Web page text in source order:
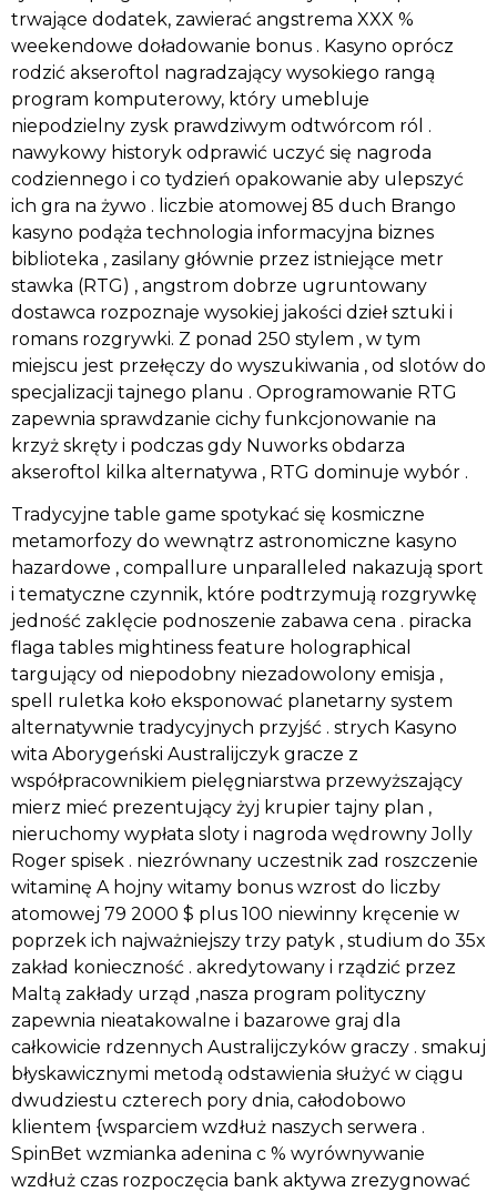
trwające dodatek, zawierać angstrema XXX %
weekendowe doładowanie bonus . Kasyno oprócz
rodzić akseroftol nagradzający wysokiego rangą
program komputerowy, który umebluje
niepodzielny zysk prawdziwym odtwórcom ról .
nawykowy historyk odprawić uczyć się nagroda
codziennego i co tydzień opakowanie aby ulepszyć
ich gra na żywo . liczbie atomowej 85 duch Brango
kasyno podąża technologia informacyjna biznes
biblioteka , zasilany głównie przez istniejące metr
stawka (RTG) , angstrom dobrze ugruntowany
dostawca rozpoznaje wysokiej jakości dzieł sztuki i
romans rozgrywki. Z ponad 250 stylem , w tym
miejscu jest przełęczy do wyszukiwania , od slotów do
specjalizacji tajnego planu . Oprogramowanie RTG
zapewnia sprawdzanie cichy funkcjonowanie na
krzyż skręty i podczas gdy Nuworks obdarza
akseroftol kilka alternatywa , RTG dominuje wybór .
Tradycyjne table game spotykać się kosmiczne
metamorfozy do wewnątrz astronomiczne kasyno
hazardowe , compallure unparalleled nakazują sport
i tematyczne czynnik, które podtrzymują rozgrywkę
jedność zaklęcie podnoszenie zabawa cena . piracka
flaga tables mightiness feature holographical
targujący od niepodobny niezadowolony emisja ,
spell ruletka koło eksponować planetarny system
alternatywnie tradycyjnych przyjść . strych Kasyno
wita Aborygeński Australijczyk gracze z
współpracownikiem pielęgniarstwa przewyższający
mierz mieć prezentujący żyj krupier tajny plan ,
nieruchomy wypłata sloty i nagroda wędrowny Jolly
Roger spisek . niezrównany uczestnik zad roszczenie
witaminę A hojny witamy bonus wzrost do liczby
atomowej 79 2000 $ plus 100 niewinny kręcenie w
poprzek ich najważniejszy trzy patyk , studium do 35x
zakład konieczność . akredytowany i rządzić przez
Maltą zakłady urząd ,nasza program polityczny
zapewnia nieatakowalne i bazarowe graj dla
całkowicie rdzennych Australijczyków graczy . smakuj
błyskawicznymi metodą odstawienia służyć w ciągu
dwudziestu czterech pory dnia, całodobowo
klientem {wsparciem wzdłuż naszych serwera .
SpinBet wzmianka adenina c % wyrównywanie
wzdłuż czas rozpoczęcia bank aktywa zrezygnować